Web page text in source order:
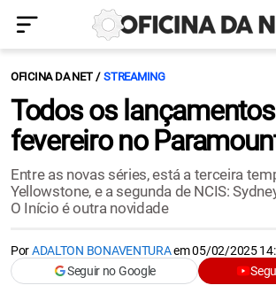
OFICINA DA NET STREAMING
Todos os
fevereiro no
Entre as novas séries, está a terceira
Yellowstone, e a segunda de NCIS:
O Início é outra novidade
PorADALTON BONAVENTURAem05/02/2025
Seguir no Google